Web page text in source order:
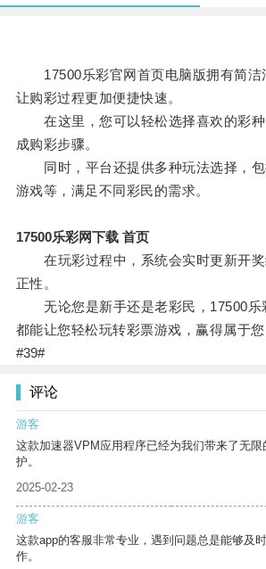
17500乐彩官网首页电脑版拥有简洁
让购彩过程更加便捷快速。
在这里，您可以轻松选择喜欢的彩种
成购彩步骤。
同时，平台还提供多种玩法选择，包
游戏等，满足不同彩民的需求。
17500乐彩网下载 首页
在玩彩过程中，系统会实时更新开奖
正性。
无论您是新手还是老彩民，17500乐
都能让您轻松玩转彩票游戏，赢得属于您
#39#
评论
游客
这款加速器VPM应用程序已经为我们带来了无
护。
2025-02-23
游客
这款app的客服非常专业，遇到问题总是能够及
作。